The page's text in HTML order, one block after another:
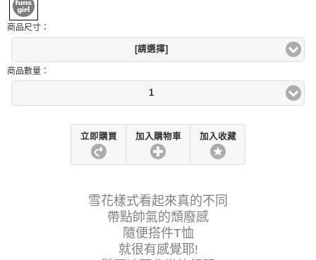
商品尺寸：
[請選擇]
商品數量：
1
立即購買 加入購物車 加入收藏
雪花樣式看起來真的不同
帶點帥氣的頹廢感
隨便搭件T恤
就很有感覺耶!